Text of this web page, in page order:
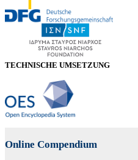
TECHNISCHE UMSETZUNG
Online Compendium